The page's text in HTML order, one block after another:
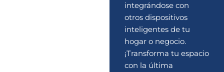
integrándose con
otros dispositivos
inteligentes de tu
hogar o negocio.
¡Transforma tu espacio
con la última